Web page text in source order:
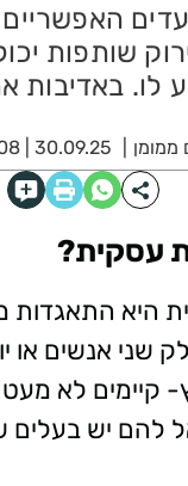
שותפות
לו. באדיבות
30.09.25 | 12:08
עסקית?
היא
שני אנשים או
קיימים לא
להם יש בעלים